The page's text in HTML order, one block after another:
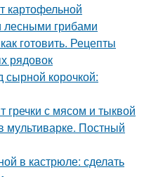
картофельной
лесными грибами
готовить. Рецепты
рядовок
сырной корочкой:
гречки с мясом и тыквой
Постный
в кастрюле: сделать